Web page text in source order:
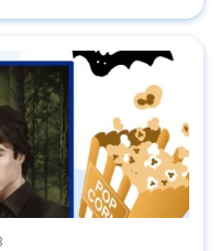
y en castellano